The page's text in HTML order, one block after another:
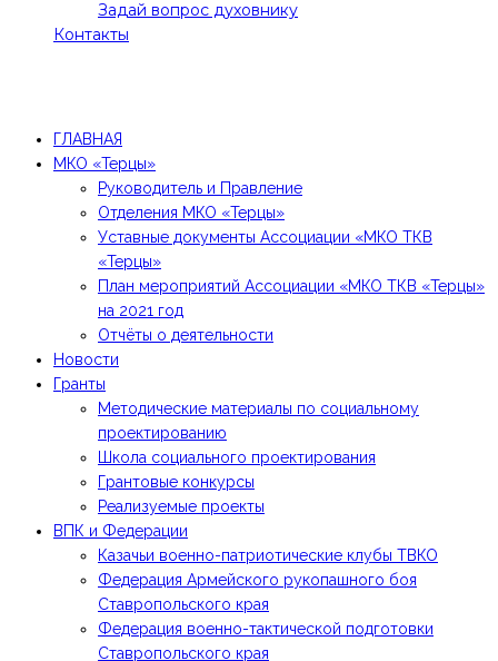
Задай вопрос духовнику
Контакты
ГЛАВНАЯ
МКО «Терцы»
Руководитель и Правление
Отделения МКО «Терцы»
Уставные документы Ассоциации «МКО ТКВ
«Терцы»
План мероприятий Ассоциации «МКО ТКВ «Терцы»
на 2021 год
Отчёты о деятельности
Новости
Гранты
Методические материалы по социальному
проектированию
Школа социального проектирования
Грантовые конкурсы
Реализуемые проекты
ВПК и Федерации
Казачьи военно-патриотические клубы ТВКО
Федерация Армейского рукопашного боя
Ставропольского края
Федерация военно-тактической подготовки
Ставропольского края